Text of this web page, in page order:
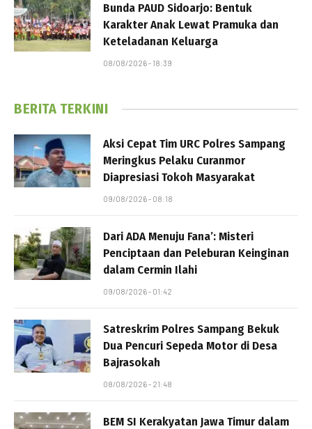
Bunda PAUD Sidoarjo: Bentuk
Karakter Anak Lewat Pramuka dan
Keteladanan Keluarga
08/08/2026 - 18:39
BERITA TERKINI
Aksi Cepat Tim URC Polres Sampang
Meringkus Pelaku Curanmor
Diapresiasi Tokoh Masyarakat
09/08/2026 - 08:18
Dari ADA Menuju Fana’: Misteri
Penciptaan dan Peleburan Keinginan
dalam Cermin Ilahi
09/08/2026 - 01:42
Satreskrim Polres Sampang Bekuk
Dua Pencuri Sepeda Motor di Desa
Bajrasokah
08/08/2026 - 21:48
BEM SI Kerakyatan Jawa Timur dalam